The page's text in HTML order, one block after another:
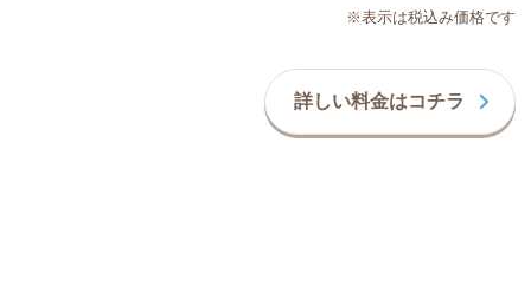
※表示は税込み価格です
詳しい料金はコチラ